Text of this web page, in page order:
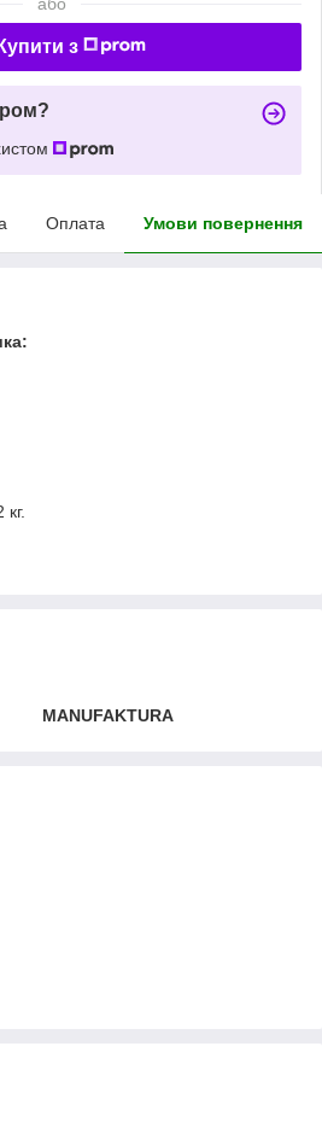
Купити з
Оплата Умови повернення
MANUFAKTURA